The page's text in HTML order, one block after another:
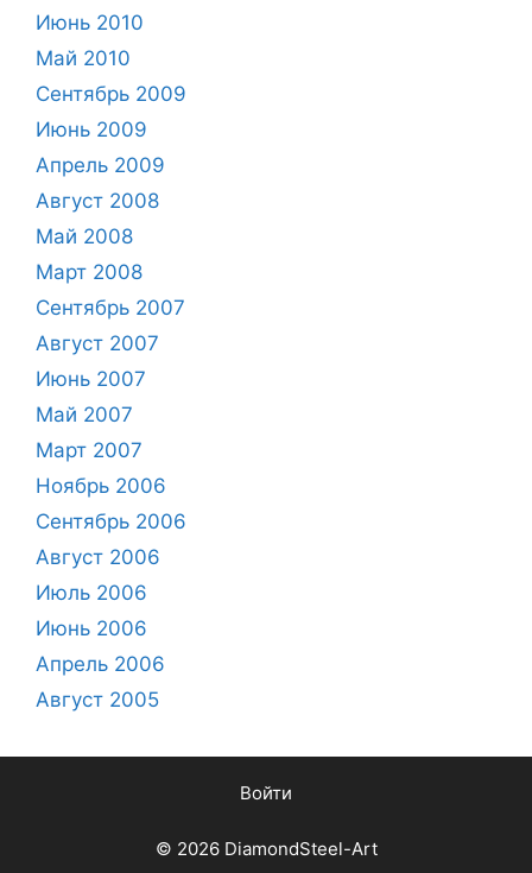
Июнь 2010
Май 2010
Сентябрь 2009
Июнь 2009
Апрель 2009
Август 2008
Май 2008
Март 2008
Сентябрь 2007
Август 2007
Июнь 2007
Май 2007
Март 2007
Ноябрь 2006
Сентябрь 2006
Август 2006
Июль 2006
Июнь 2006
Апрель 2006
Август 2005
Войти
© 2026 DiamondSteel-Art